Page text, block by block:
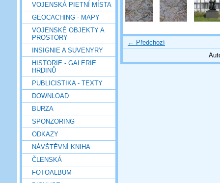
VOJENSKÁ PIETNÍ MÍSTA
GEOCACHING - MAPY
VOJENSKÉ OBJEKTY A
PROSTORY
INSIGNIE A SUVENYRY
HISTORIE - GALERIE
HRDINŮ
PUBLICISTIKA - TEXTY
DOWNLOAD
BURZA
SPONZORING
ODKAZY
NÁVŠTĚVNÍ KNIHA
ČLENSKÁ
FOTOALBUM
← Předchozí